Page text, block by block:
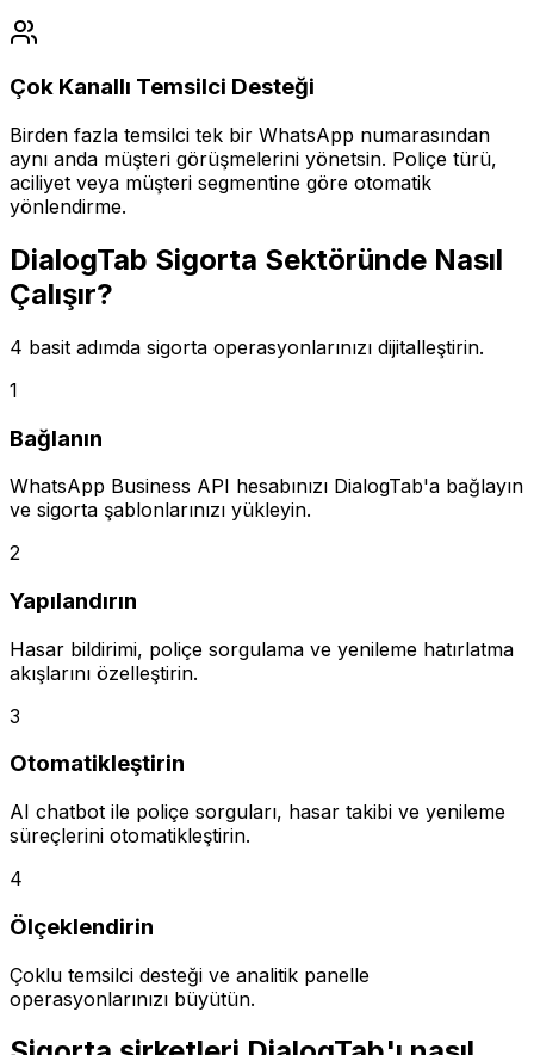
Çok Kanallı Temsilci Desteği
Birden fazla temsilci tek bir WhatsApp numarasından
aynı anda müşteri görüşmelerini yönetsin. Poliçe türü,
aciliyet veya müşteri segmentine göre otomatik
yönlendirme.
DialogTab Sigorta Sektöründe Nasıl
Çalışır?
4 basit adımda sigorta operasyonlarınızı dijitalleştirin.
1
Bağlanın
WhatsApp Business API hesabınızı DialogTab'a bağlayın
ve sigorta şablonlarınızı yükleyin.
2
Yapılandırın
Hasar bildirimi, poliçe sorgulama ve yenileme hatırlatma
akışlarını özelleştirin.
3
Otomatikleştirin
AI chatbot ile poliçe sorguları, hasar takibi ve yenileme
süreçlerini otomatikleştirin.
4
Ölçeklendirin
Çoklu temsilci desteği ve analitik panelle
operasyonlarınızı büyütün.